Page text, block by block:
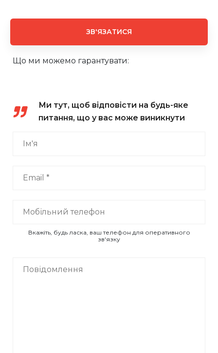
ЗВ'ЯЗАТИСЯ
Що ми можемо гарантувати:
Ми тут, щоб відповісти на будь-яке
питання, що у вас може виникнути
Вкажіть, будь ласка, ваш телефон для оперативного
зв'язку